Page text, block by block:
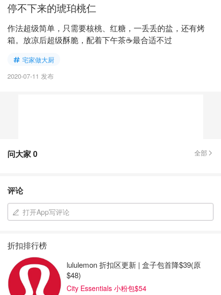
停不下来的琥珀桃仁
作法超级简单，只需要核桃、红糖，一丢丢的盐，还有烤
箱。放凉后超级酥脆，配着下午茶☕️最合适不过
宅家做大厨
2020-07-11 发布
问大家0 全部
评论
打开App写评论
折扣排行榜
lululemon 折扣区更新 | 盒子包首降$39(原
$48)
City Essentials 小粉包$54